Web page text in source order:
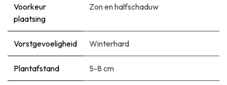
Voorkeur
plaatsing
Zon en halfschaduw
Vorstgevoeligheid Winterhard
Plantafstand 5-8 cm